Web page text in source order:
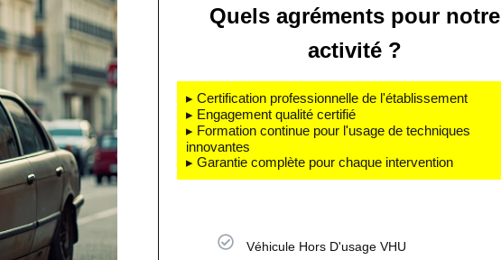
Quels agréments pour notre
activité ?
▸ Certification professionnelle de l'établissement
▸ Engagement qualité certifié
▸ Formation continue pour l'usage de techniques
innovantes
▸ Garantie complète pour chaque intervention
Véhicule Hors D'usage VHU